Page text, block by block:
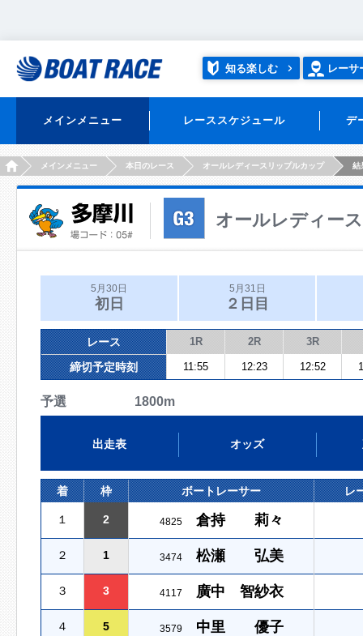
知る楽しむ レーサ
メインメニュー レーススケジュール デ
HOMEメインメニュー 本日のレース オールレディースリップルカップ 結
オールレディー
5月30日
初日
5月31日
２日目
レース 1R 2R 3R
締切予定時刻 11:55 12:23 12:52
予選 1800m
出走表 オッズ
着 枠 ボートレーサー レ
１ 2 4825 倉持 莉々
２ 1 3474 松瀬 弘美
３ 3 4117 廣中 智紗衣
４ 5 3579 中里 優子